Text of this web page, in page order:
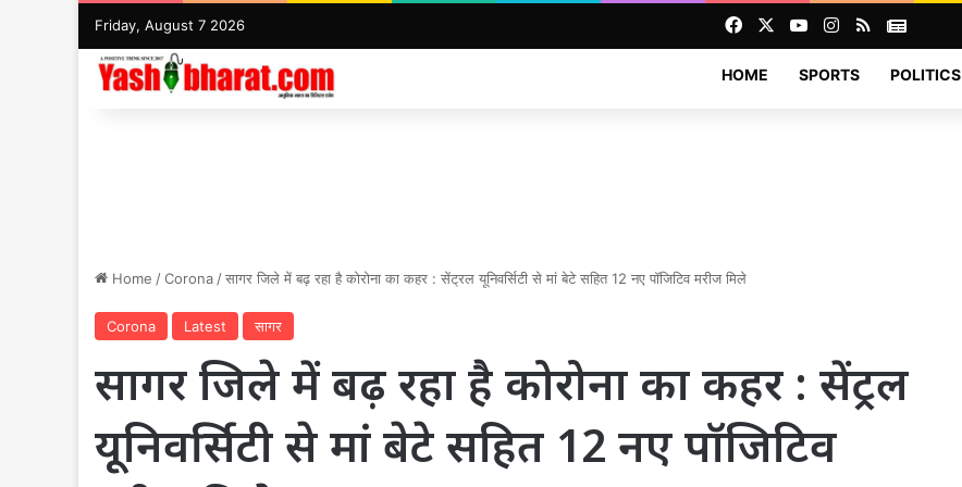
Friday, August 7 2026 FacebookYouTubeInstagram
RSSNews
HOME SPORTS POLITICS
Home /Corona /सागर जिले में बढ़ रहा है कोरोना का कहर : सेंट्रल यूनिवर्सिटी से मां बेटे सहित 12 नए पॉजिटिव मरीज मिले
Corona Latest सागर
सागर जिले में बढ़ रहा है कोरोना का कहर : सेंट्रल
यूनिवर्सिटी से मां बेटे सहित 12 नए पॉजिटिव